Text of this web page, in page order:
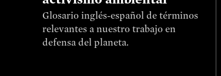
Glosario inglés-español de términos
relevantes a nuestro trabajo en
defensa del planeta.